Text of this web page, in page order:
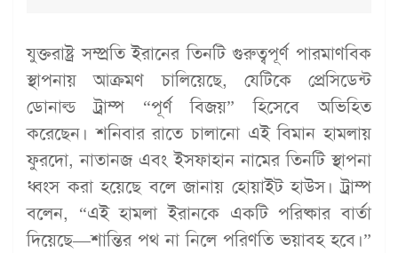
যুক্তরাষ্ট্র সম্প্রতি ইরানের তিনটি গুরুত্বপূর্ণ পারমাণবিক
স্থাপনায় আক্রমণ চালিয়েছে, যেটিকে প্রেসিডেন্ট
ডোনাল্ড ট্রাম্প “পূর্ণ বিজয়” হিসেবে অভিহিত
করেছেন। শনিবার রাতে চালানো এই বিমান হামলায়
ফুরদো, নাতানজ এবং ইসফাহান নামের তিনটি স্থাপনা
ধ্বংস করা হয়েছে বলে জানায় হোয়াইট হাউস। ট্রাম্প
বলেন, “এই হামলা ইরানকে একটি পরিষ্কার বার্তা
দিয়েছে—শান্তির পথ না নিলে পরিণতি ভয়াবহ হবে।”